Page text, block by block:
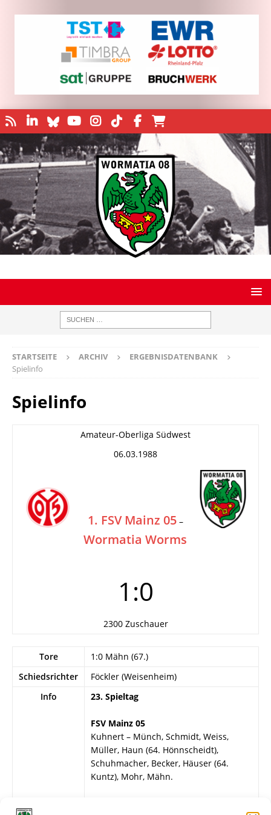
STARTSEITE ARCHIV
ERGEBNISDATENBANK
Spielinfo
Spielinfo
Amateur-Oberliga Südwest
06.03.1988
1. FSV Mainz 05 –
Wormatia Worms
1:0
2300 Zuschauer
Tore
1:0 Mähn (67.)
Schiedsrichter
Föckler (Weisenheim)
Info
23. Spieltag
FSV Mainz 05
Kuhnert – Münch, Schmidt, Weiss,
Müller, Haun (64. Hönnscheidt),
Schuhmacher, Becker, Häuser (64.
Kuntz), Mohr, Mähn.